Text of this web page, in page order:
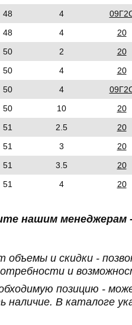
48 4
48 4
20
50 2
20
50 4
20
50 4
50 10
20
51 2.5
20
51 3
20
51 3.5
20
51 4 20
нашим менеджерам
объемы и скидки -
и
позицию -
В каталоге